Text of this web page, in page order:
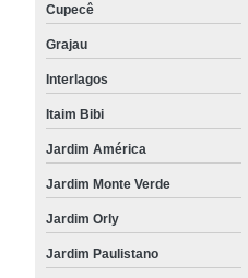
Cupecê
Grajau
Interlagos
Itaim Bibi
Jardim América
Jardim Monte Verde
Jardim Orly
Jardim Paulistano